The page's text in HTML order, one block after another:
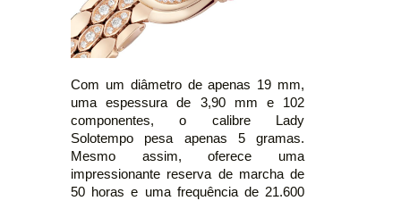
Com um diâmetro de apenas 19 mm,
uma espessura de 3,90 mm e 102
componentes, o calibre Lady
Solotempo pesa apenas 5 gramas.
Mesmo assim, oferece uma
impressionante reserva de marcha de
50 horas e uma frequência de 21.600